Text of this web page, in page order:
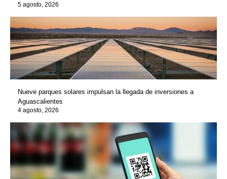
5 agosto, 2026
Nueve parques solares impulsan la llegada de inversiones a
Aguascalientes
4 agosto, 2026